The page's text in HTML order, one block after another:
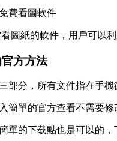
費看圖軟件
圖紙的軟件，用戶可以
方方法
部分，所有文件指在手
簡單的官方查看不需要
單的下载點也是可以的